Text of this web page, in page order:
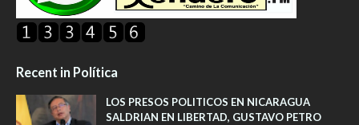
Recent in Política
LOS PRESOS POLITICOS EN NICARAGUA
SALDRIAN EN LIBERTAD, GUSTAVO PETRO